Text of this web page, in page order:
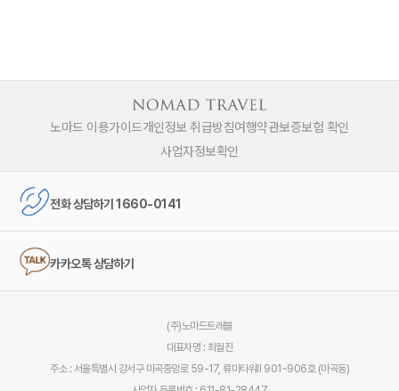
노마드 이용가이드개인정보 취급방침여행약관보증보험 확인
사업자정보확인
전화 상담하기 1660-0141
카카오톡 상담하기
(주)노마드트래블
대표자명 : 최월진
주소 : 서울특별시 강서구 마곡중앙로 59-17, 류마타워Ⅱ 901~906호 (마곡동)